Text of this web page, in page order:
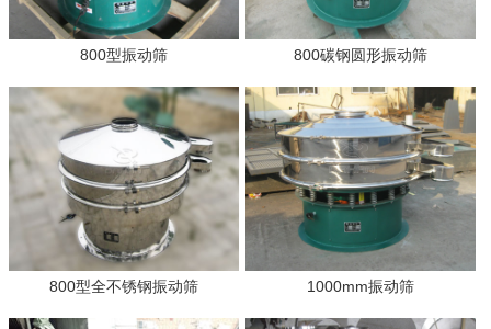
800型振动筛 800碳钢圆形振动筛
800型全不锈钢振动筛 1000mm振动筛